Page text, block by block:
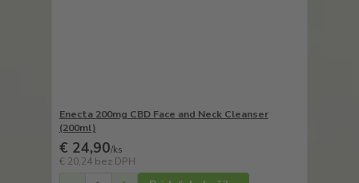
Enecta 200mg CBD Face and Neck Cleanser
(200ml)
€ 24,90/ks
€ 20,24 bez DPH